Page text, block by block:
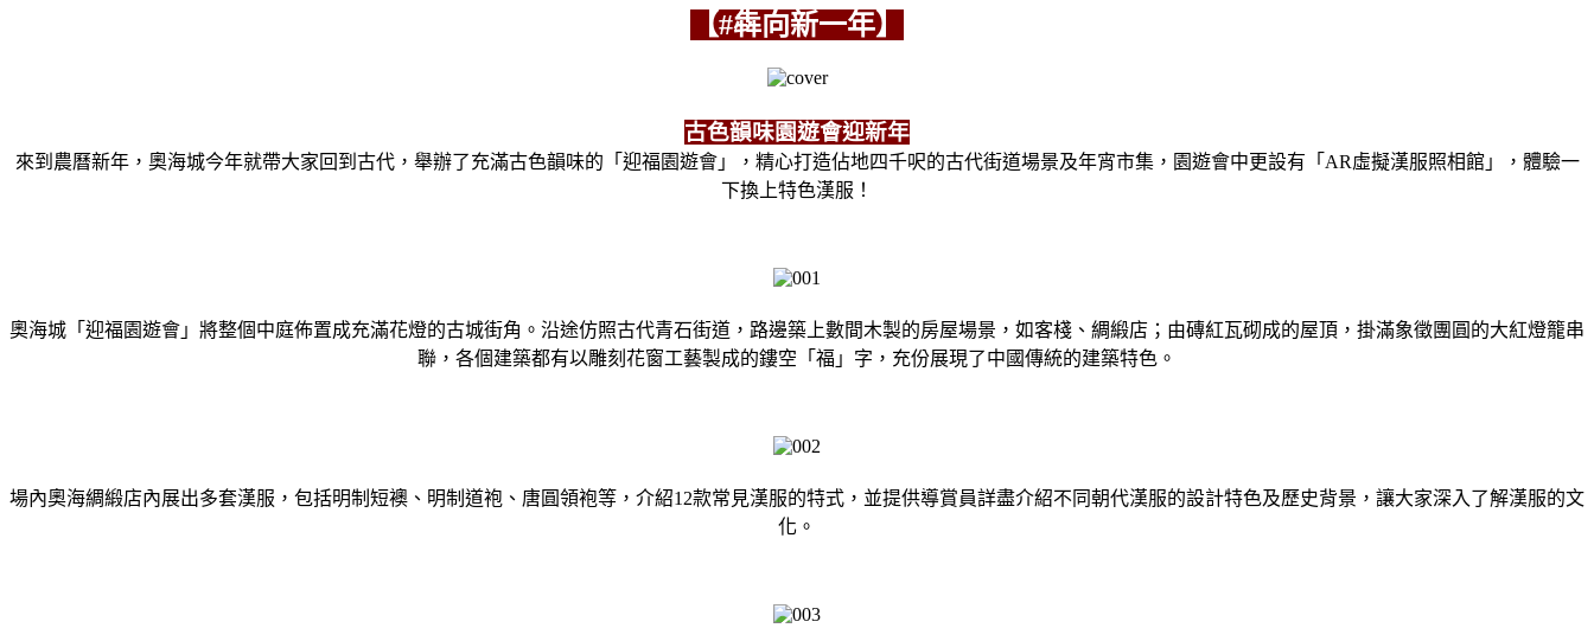
【#犇向新一年】
古色韻味園遊會迎新年
來到農曆新年，奧海城今年就帶大家回到古代，舉辦了充滿古色韻味的「迎福園遊會」，精心打造佔地四千呎的古代街道場景及年宵市集，園遊會中更設有「AR虛擬漢服照相館」，體驗一
下換上特色漢服！
奧海城「迎福園遊會」將整個中庭佈置成充滿花燈的古城街角。沿途仿照古代青石街道，路邊築上數間木製的房屋場景，如客棧、綢緞店；由磚紅瓦砌成的屋頂，掛滿象徵團圓的大紅燈籠串
聯，各個建築都有以雕刻花窗工藝製成的鏤空「福」字，充份展現了中國傳統的建築特色。
場內奧海綢緞店內展出多套漢服，包括明制短襖、明制道袍、唐圓領袍等，介紹12款常見漢服的特式，並提供導賞員詳盡介紹不同朝代漢服的設計特色及歷史背景，讓大家深入了解漢服的文
化。